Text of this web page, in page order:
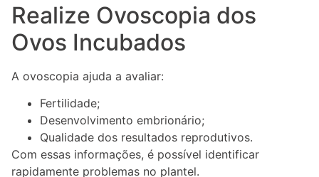
Realize Ovoscopia dos
Ovos Incubados
A ovoscopia ajuda a avaliar:
Fertilidade;
Desenvolvimento embrionário;
Qualidade dos resultados reprodutivos.
Com essas informações, é possível identificar
rapidamente problemas no plantel.